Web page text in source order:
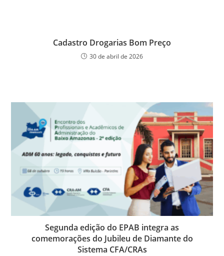
Cadastro Drogarias Bom Preço
30 de abril de 2026
Segunda edição do EPAB integra as
comemorações do Jubileu de Diamante do
Sistema CFA/CRAs